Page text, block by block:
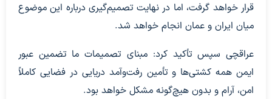
قرار خواهد گرفت، اما در نهایت تصمیم‌گیری درباره این موضوع
میان ایران و عمان انجام خواهد شد.
عراقچی سپس تأکید کرد: مبنای تصمیمات ما تضمین عبور
ایمن همه کشتی‌ها و تأمین رفت‌وآمد دریایی در فضایی کاملاً
امن، آرام و بدون هیچ‌گونه مشکل خواهد بود.